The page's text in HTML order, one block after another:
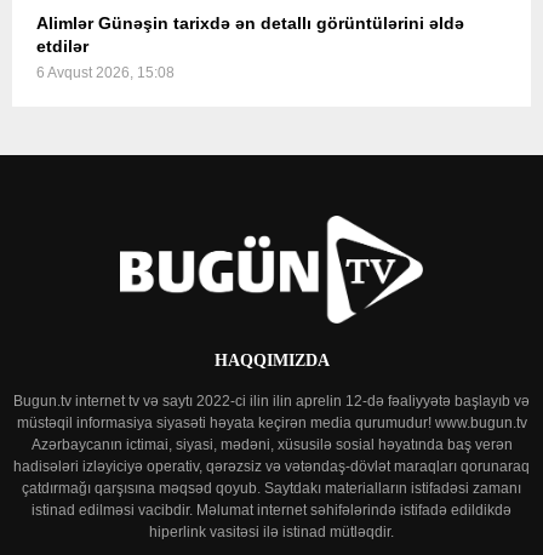
Alimlər Günəşin tarixdə ən detallı görüntülərini əldə
etdilər
6 Avqust 2026, 15:08
HAQQIMIZDA
Bugun.tv internet tv və saytı 2022-ci ilin ilin aprelin 12-də fəaliyyətə başlayıb və
müstəqil informasiya siyasəti həyata keçirən media qurumudur! www.bugun.tv
Azərbaycanın ictimai, siyasi, mədəni, xüsusilə sosial həyatında baş verən
hadisələri izləyiciyə operativ, qərəzsiz və vətəndaş-dövlət maraqları qorunaraq
çatdırmağı qarşısına məqsəd qoyub. Saytdakı materialların istifadəsi zamanı
istinad edilməsi vacibdir. Məlumat internet səhifələrində istifadə edildikdə
hiperlink vasitəsi ilə istinad mütləqdir.